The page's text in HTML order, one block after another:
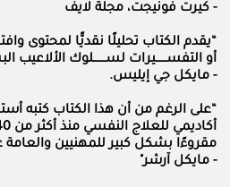
- كيرت فونيجت، مجلة لايف
“يقدم الكتاب تحليلًا نقديًّا لمحتوى
أو التفســــــيرات لســـــــلوك الألاعيب
- مايكل جي إيليس.
“على الرغم من أن هذا الكتاب كتبه
مقروءًا بشكل كبير للمهنيين
- مايكل آرشر"